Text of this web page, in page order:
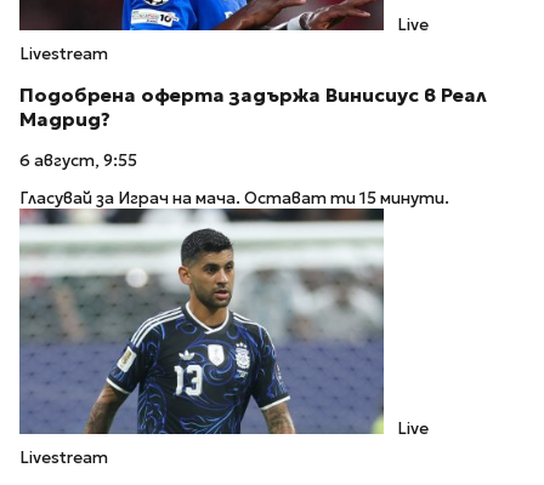
Live
Livestream
Подобрена оферта задържа Винисиус в Реал
Мадрид?
6 август, 9:55
Гласувай за Играч на мача. Остават ти 15 минути.
Live
Livestream